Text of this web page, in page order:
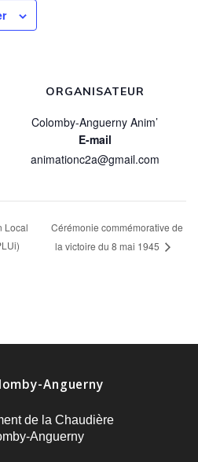
ORGANISATEUR
Colomby-Anguerny Anim’
E-mail
animationc2a@gmail.com
Local
Cérémonie commémorative de
la victoire du 8 mai 1945
Anguerny
de la Chaudière
Anguerny